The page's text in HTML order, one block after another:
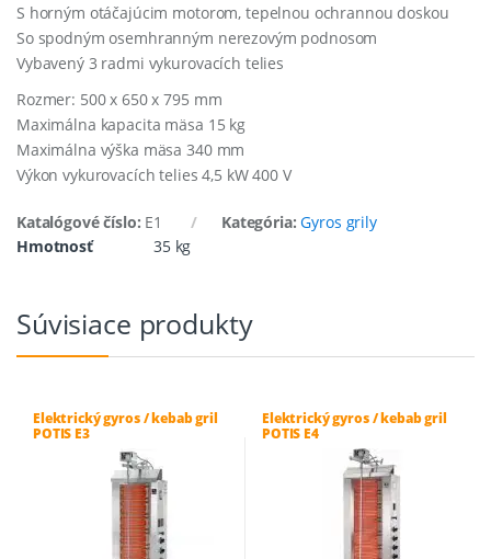
S horným otáčajúcim motorom, tepelnou ochrannou doskou
So spodným osemhranným nerezovým podnosom
Vybavený 3 radmi vykurovacích telies
Rozmer: 500 x 650 x 795 mm
Maximálna kapacita mäsa 15 kg
Maximálna výška mäsa 340 mm
Výkon vykurovacích telies 4,5 kW 400 V
Katalógové číslo: E1 Kategória:Gyros grily
Hmotnosť
35 kg
Súvisiace produkty
Elektrický gyros / kebab gril
POTIS E3
Elektrický gyros / kebab gril
POTIS E4